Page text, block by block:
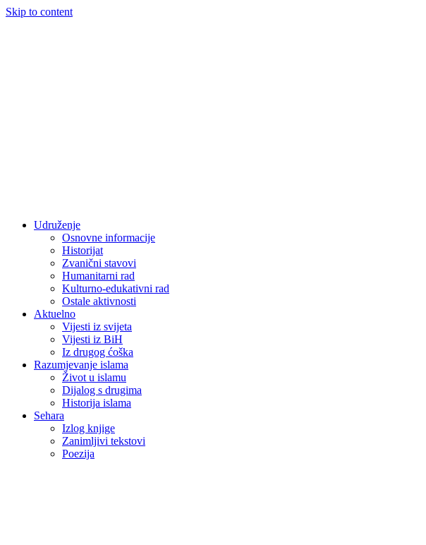
Skip to content
Udruženje
Osnovne informacije
Historijat
Zvanični stavovi
Humanitarni rad
Kulturno-edukativni rad
Ostale aktivnosti
Aktuelno
Vijesti iz svijeta
Vijesti iz BiH
Iz drugog ćoška
Razumjevanje islama
Život u islamu
Dijalog s drugima
Historija islama
Sehara
Izlog knjige
Zanimljivi tekstovi
Poezija